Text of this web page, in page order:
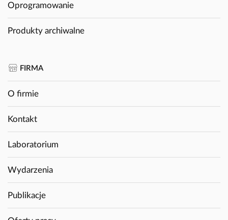
Oprogramowanie
Produkty archiwalne
FIRMA
O firmie
Kontakt
Laboratorium
Wydarzenia
Publikacje